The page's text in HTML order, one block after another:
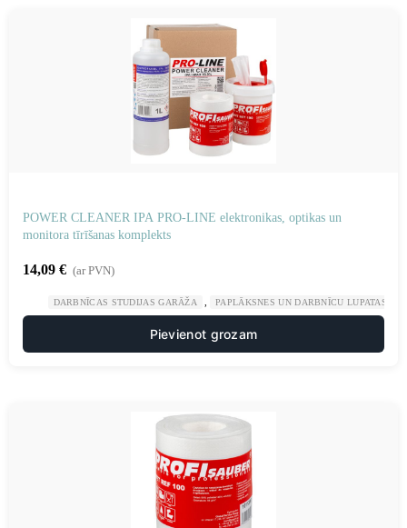
POWER CLEANER IPA PRO-LINE elektronikas, optikas un
monitora tīrīšanas komplekts
14,09 € (ar PVN)
DARBNĪCAS STUDIJAS GARĀŽA PAPLĀKSNES UN DARBNĪCU LUPATAS
Pievienot grozam